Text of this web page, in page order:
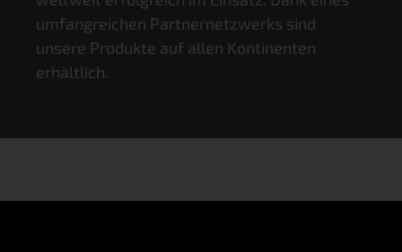
umfangreichen Partnernetzwerks sind
unsere Produkte auf allen Kontinenten
erhältlich.